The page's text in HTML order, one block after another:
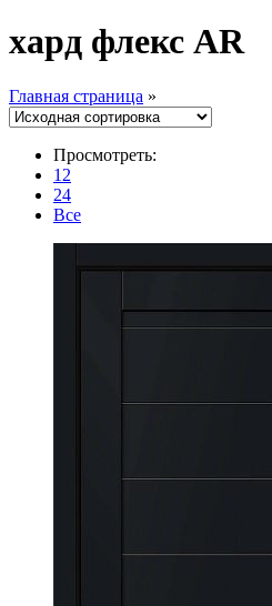
хард флекс AR
Главная страница »
Просмотреть:
12
24
Все